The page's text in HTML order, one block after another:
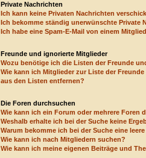
Private Nachrichten
Ich kann keine Privaten Nachrichten
Ich bekomme ständig unerwünschte Private
Ich habe eine Spam-E-Mail von einem
Freunde und ignorierte Mitglieder
Wozu benötige ich die Listen der Freunde
Wie kann ich Mitglieder zur Liste der
aus den Listen entfernen?
Die Foren durchsuchen
Wie kann ich ein Forum oder mehrere Foren
Weshalb erhalte ich bei der Suche keine
Warum bekomme ich bei der Suche eine leere
Wie kann ich nach Mitgliedern suchen?
Wie kann ich meine eigenen Beiträge und